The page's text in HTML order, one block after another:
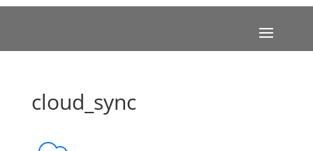
cloud_sync